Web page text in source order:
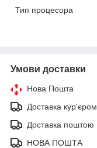
Тип процесора
Умови доставки
Нова Пошта
Доставка кур'єром
Доставка поштою
НОВА ПОШТА